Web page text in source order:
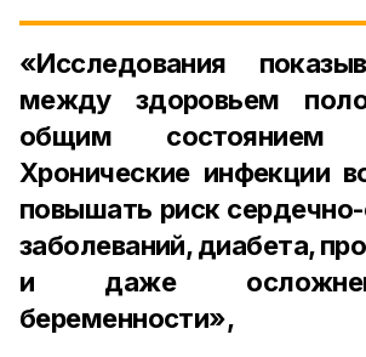
«Исследования
между здоровьем
общим состоянием
Хронические инфекции
повышать риск
заболеваний, диабета,
и даже
беременности»,